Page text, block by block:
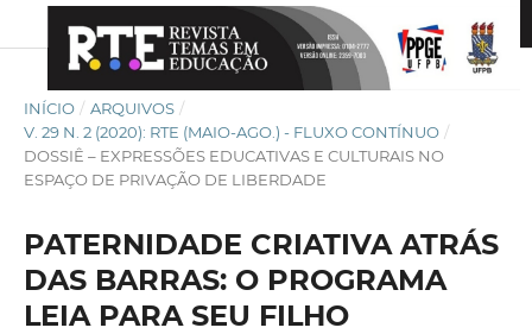
INÍCIO / ARQUIVOS /
V. 29 N. 2 (2020): RTE (MAIO-AGO.) - FLUXO CONTÍNUO /
DOSSIÊ – EXPRESSÕES EDUCATIVAS E CULTURAIS NO
ESPAÇO DE PRIVAÇÃO DE LIBERDADE
PATERNIDADE CRIATIVA ATRÁS
DAS BARRAS: O PROGRAMA
LEIA PARA SEU FILHO